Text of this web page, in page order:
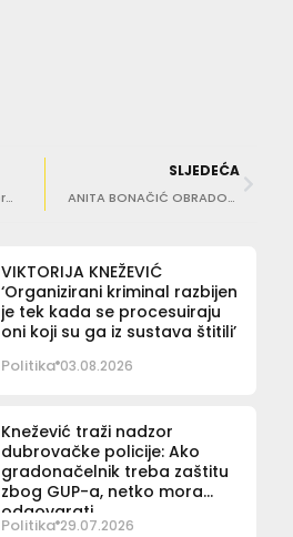
VIKTORIJA KNEŽEVIĆ Opravdat ćemo povjerenje građana, dva mandata su veliki uspjeh
SLJEDEĆA
ANITA BONAČIĆ OBRADOVIĆ ‘Grad ne vodi Gradsko vijeće, nego gradonačelnica – pozicija koju biramo tek ovu nedjelju’
VIKTORIJA KNEŽEVIĆ
‘Organizirani kriminal razbijen
je tek kada se procesuiraju
oni koji su ga iz sustava štitili’
Politika 03.08.2026
Knežević traži nadzor
dubrovačke policije: Ako
gradonačelnik treba zaštitu
zbog GUP-a, netko mora
odgovarati
Politika 29.07.2026